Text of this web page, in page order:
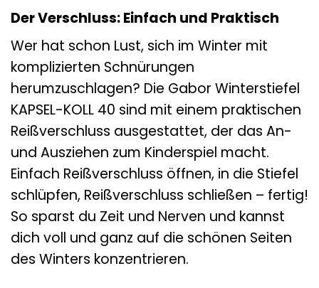
Der Verschluss: Einfach und Praktisch
Wer hat schon Lust, sich im Winter mit
komplizierten Schnürungen
herumzuschlagen? Die Gabor Winterstiefel
KAPSEL-KOLL 40 sind mit einem praktischen
Reißverschluss ausgestattet, der das An-
und Ausziehen zum Kinderspiel macht.
Einfach Reißverschluss öffnen, in die Stiefel
schlüpfen, Reißverschluss schließen – fertig!
So sparst du Zeit und Nerven und kannst
dich voll und ganz auf die schönen Seiten
des Winters konzentrieren.